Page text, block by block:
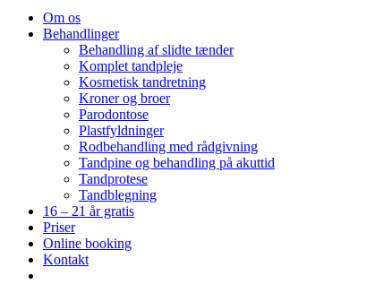
Om os
Behandlinger
Behandling af slidte tænder
Komplet tandpleje
Kosmetisk tandretning
Kroner og broer
Parodontose
Plastfyldninger
Rodbehandling med rådgivning
Tandpine og behandling på akuttid
Tandprotese
Tandblegning
16 – 21 år gratis
Priser
Online booking
Kontakt